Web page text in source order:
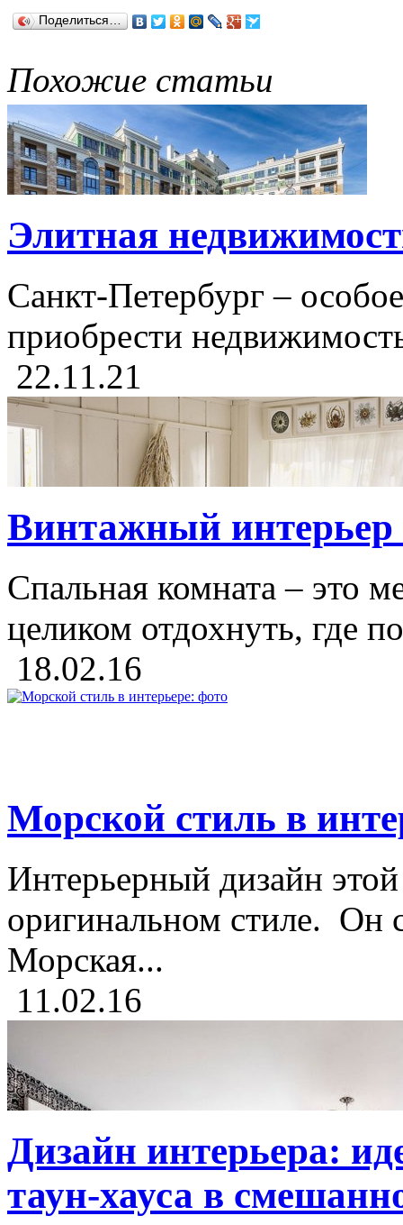
Поделиться…
Похожие статьи
Элитная
Санкт-Петербург –
приобрести
22.11.21
Винтажный интерьер
Спальная комната – это
целиком отдохнуть, где
18.02.16
Морской стиль в
Интерьерный дизайн
оригинальном стиле. Он
Морская...
11.02.16
Дизайн интерьера:
таун-хауса в